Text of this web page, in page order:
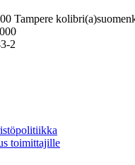
Tampere
2
toimittajille